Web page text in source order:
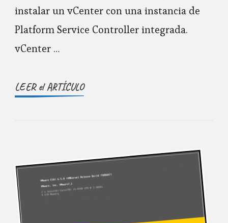
Center
Appliance
instalar un vCenter con una instancia de
Platform Service Controller integrada.
vCenter …
LEER el ARTÍCULO